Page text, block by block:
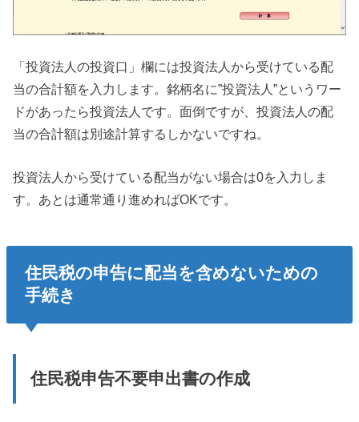
「投資法人の投資口」欄には投資法人から受けている配
当の合計額を入力します。銘柄名に”投資法人”というワー
ドがあったら投資法人です。面倒ですが、投資法人の配
当の合計額は別途計算するしかないですね。
投資法人から受けている配当がない場合は0を入力しま
す。あとは通常通り進めればOKです。
住民税の申告に配当を含めないための
手続き
住民税申告不要申出書の作成